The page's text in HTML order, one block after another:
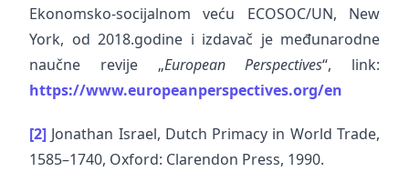
Ekonomsko-socijalnom veću ECOSOC/UN, New
York, od 2018.godine i izdavač je međunarodne
naučne revije „European Perspectives“, link:
https://www.europeanperspectives.org/en
[2] Jonathan Israel, Dutch Primacy in World Trade,
1585–1740, Oxford: Clarendon Press, 1990.